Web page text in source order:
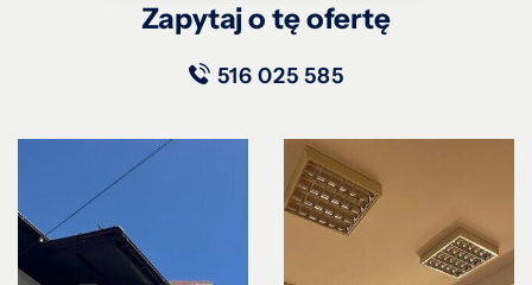
Zapytaj o tę ofertę
516 025 585